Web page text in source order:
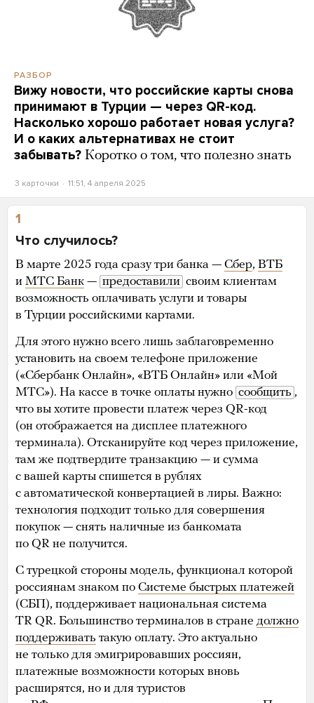
РАЗБОР
Вижу новости, что российские карты снова
принимают в Турции — через QR-код.
Насколько хорошо работает новая услуга?
И о каких альтернативах не стоит
забывать? Коротко о том, что полезно знать
3 карточки 11:51, 4 апреля 2025
1
Что случилось?
В марте 2025 года сразу три банка — Сбер, ВТБ
и МТС Банк — предоставили своим клиентам
возможность оплачивать услуги и товары
в Турции российскими картами.
Для этого нужно всего лишь заблаговременно
установить на своем телефоне приложение
(«Сбербанк Онлайн», «ВТБ Онлайн» или «Мой
МТС»). На кассе в точке оплаты нужно сообщить ,
что вы хотите провести платеж через QR-код
(он отображается на дисплее платежного
терминала). Отсканируйте код через приложение,
там же подтвердите транзакцию — и сумма
с вашей карты спишется в рублях
с автоматической конвертацией в лиры. Важно:
технология подходит только для совершения
покупок — снять наличные из банкомата
по QR не получится.
С турецкой стороны модель, функционал которой
россиянам знаком по Системе быстрых платежей
(СБП), поддерживает национальная система
TR QR. Большинство терминалов в стране должно
поддерживать такую оплату. Это актуально
не только для эмигрировавших россиян,
платежные возможности которых вновь
расширятся, но и для туристов